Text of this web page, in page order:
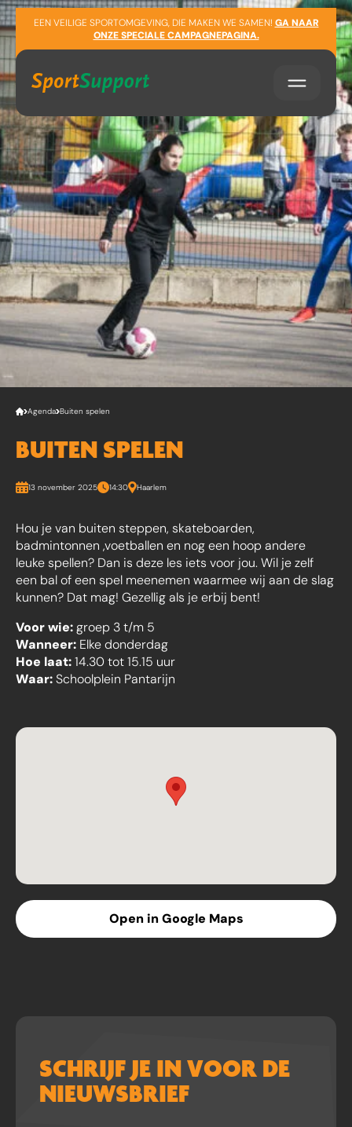
Sla navigatie over
EEN VEILIGE SPORTOMGEVING, DIE MAKEN WE SAMEN! GA NAAR
ONZE SPECIALE CAMPAGNEPAGINA.
Agenda Buiten spelen
BUITEN SPELEN
13 november 2025 14:30 Haarlem
Hou je van buiten steppen, skateboarden,
badmintonnen ,voetballen en nog een hoop andere
leuke spellen? Dan is deze les iets voor jou. Wil je zelf
een bal of een spel meenemen waarmee wij aan de slag
kunnen? Dat mag! Gezellig als je erbij bent!
Voor wie:groep 3 t/m 5
Wanneer: Elke donderdag
Hoe laat:14.30 tot 15.15 uur
Waar:Schoolplein Pantarijn
Open in Google Maps
SCHRIJF JE IN VOOR DE
NIEUWSBRIEF